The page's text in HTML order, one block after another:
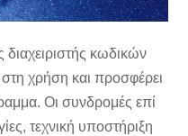
διαχειριστής κωδικών
χρήση και προσφέρει
Οι συνδρομές επί
τεχνική υποστήριξη